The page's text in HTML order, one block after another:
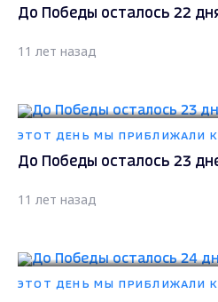
До Победы осталось 22
11 лет назад
ЭТОТ ДЕНЬ МЫ ПРИБЛИЖАЛИ
До Победы осталось 23
11 лет назад
ЭТОТ ДЕНЬ МЫ ПРИБЛИЖАЛИ